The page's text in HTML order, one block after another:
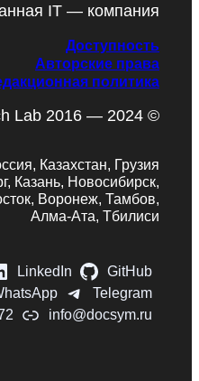
IT — компания
Доступность
Авторские права
политика
Lab 2016 — 2024 ©
Казахстан, Грузия
Казань, Новосибирск,
Воронеж, Тамбов,
Алма-Ата, Тбилиси
LinkedIn
GitHub
Telegram
info@docsym.ru